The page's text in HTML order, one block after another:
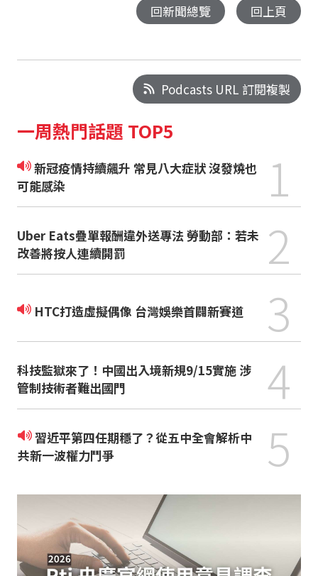
回新聞總覽 回上頁
Podcasts URL 訂閱複製
一周熱門話題 TOP5
新冠疫情持續飆升 常見八大症狀 沒發燒也
可能感染
1
Uber Eats疊單報酬違外送專法 勞動部：若未
改善將按人連續開罰
2
HTC打造虛擬偶像 台灣娛樂首闢新賽道 3
科技監獄來了！中國出入境新規9/15實施 涉
管制技術者難出國門
4
習近平第四任期穩了？從五中全會解析中
共新一波權力鬥爭
5